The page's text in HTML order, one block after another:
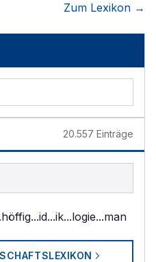
Zum Lexikon →
20.557 Einträge
...id...ik...logie...man